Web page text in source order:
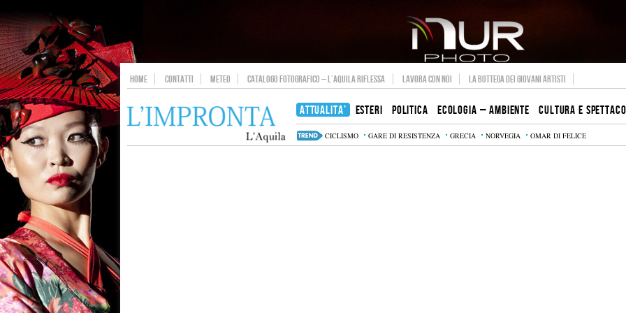
HOME CONTATTI METEO CATALOGO FOTOGRAFICO – L’AQUILA RIFLESSA LAVORA CON NOI LA BOTTEGA DEI GIOVANI ARTISTI
ATTUALITA’ ESTERI POLITICA ECOLOGIA – AMBIENTE CULTURA E
CICLISMO GARE DI RESISTENZA GRECIA NORVEGIA OMAR DI FELICE